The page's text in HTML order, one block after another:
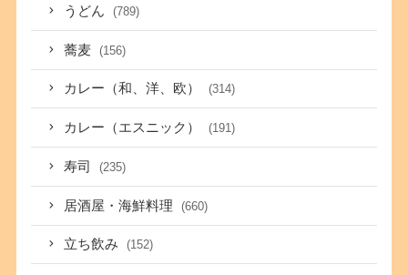
うどん (789)
蕎麦 (156)
カレー（和、洋、欧） (314)
カレー（エスニック） (191)
寿司 (235)
居酒屋・海鮮料理 (660)
立ち飲み (152)